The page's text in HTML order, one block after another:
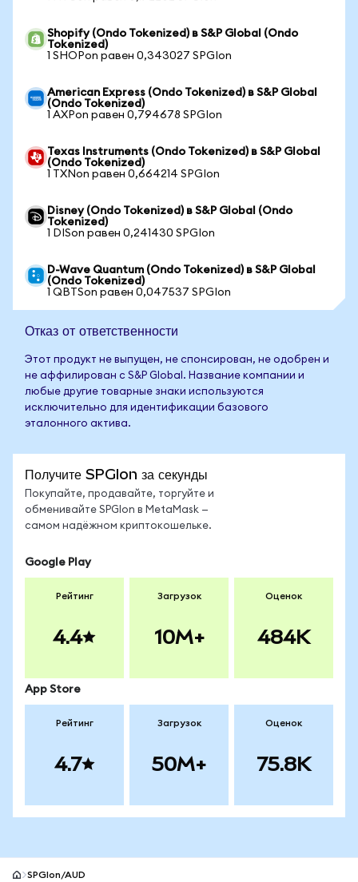
Shopify (Ondo Tokenized) в S&P Global (Ondo
Tokenized)
1 SHOPon равен 0,343027 SPGIon
American Express (Ondo Tokenized) в S&P Global
(Ondo Tokenized)
1 AXPon равен 0,794678 SPGIon
Texas Instruments (Ondo Tokenized) в S&P Global
(Ondo Tokenized)
1 TXNon равен 0,664214 SPGIon
Disney (Ondo Tokenized) в S&P Global (Ondo
Tokenized)
1 DISon равен 0,241430 SPGIon
D-Wave Quantum (Ondo Tokenized) в S&P Global
(Ondo Tokenized)
1 QBTSon равен 0,047537 SPGIon
Отказ от ответственности
Этот продукт не выпущен, не спонсирован, не одобрен и
не аффилирован с S&P Global. Название компании и
любые другие товарные знаки используются
исключительно для идентификации базового
эталонного актива.
Получите SPGIon за секунды
Покупайте, продавайте, торгуйте и
обменивайте SPGIon в MetaMask —
самом надёжном криптокошельке.
Google Play
Рейтинг
4.4
Загрузок
10M+
Оценок
484K
App Store
Рейтинг
4.7
Загрузок
50M+
Оценок
75.8K
SPGIon/AUD